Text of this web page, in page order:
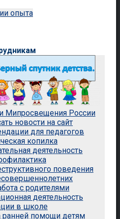
опыта
Мипросвещения России
новости на сайт
для педагогов
копилка
деятельность
поведения
с родителями
деятельность
в школе
ранней помощи детям